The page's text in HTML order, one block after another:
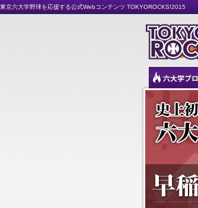
東京六大学野球を応援する公式Webコンテンツ TOKYOROCKS!2015